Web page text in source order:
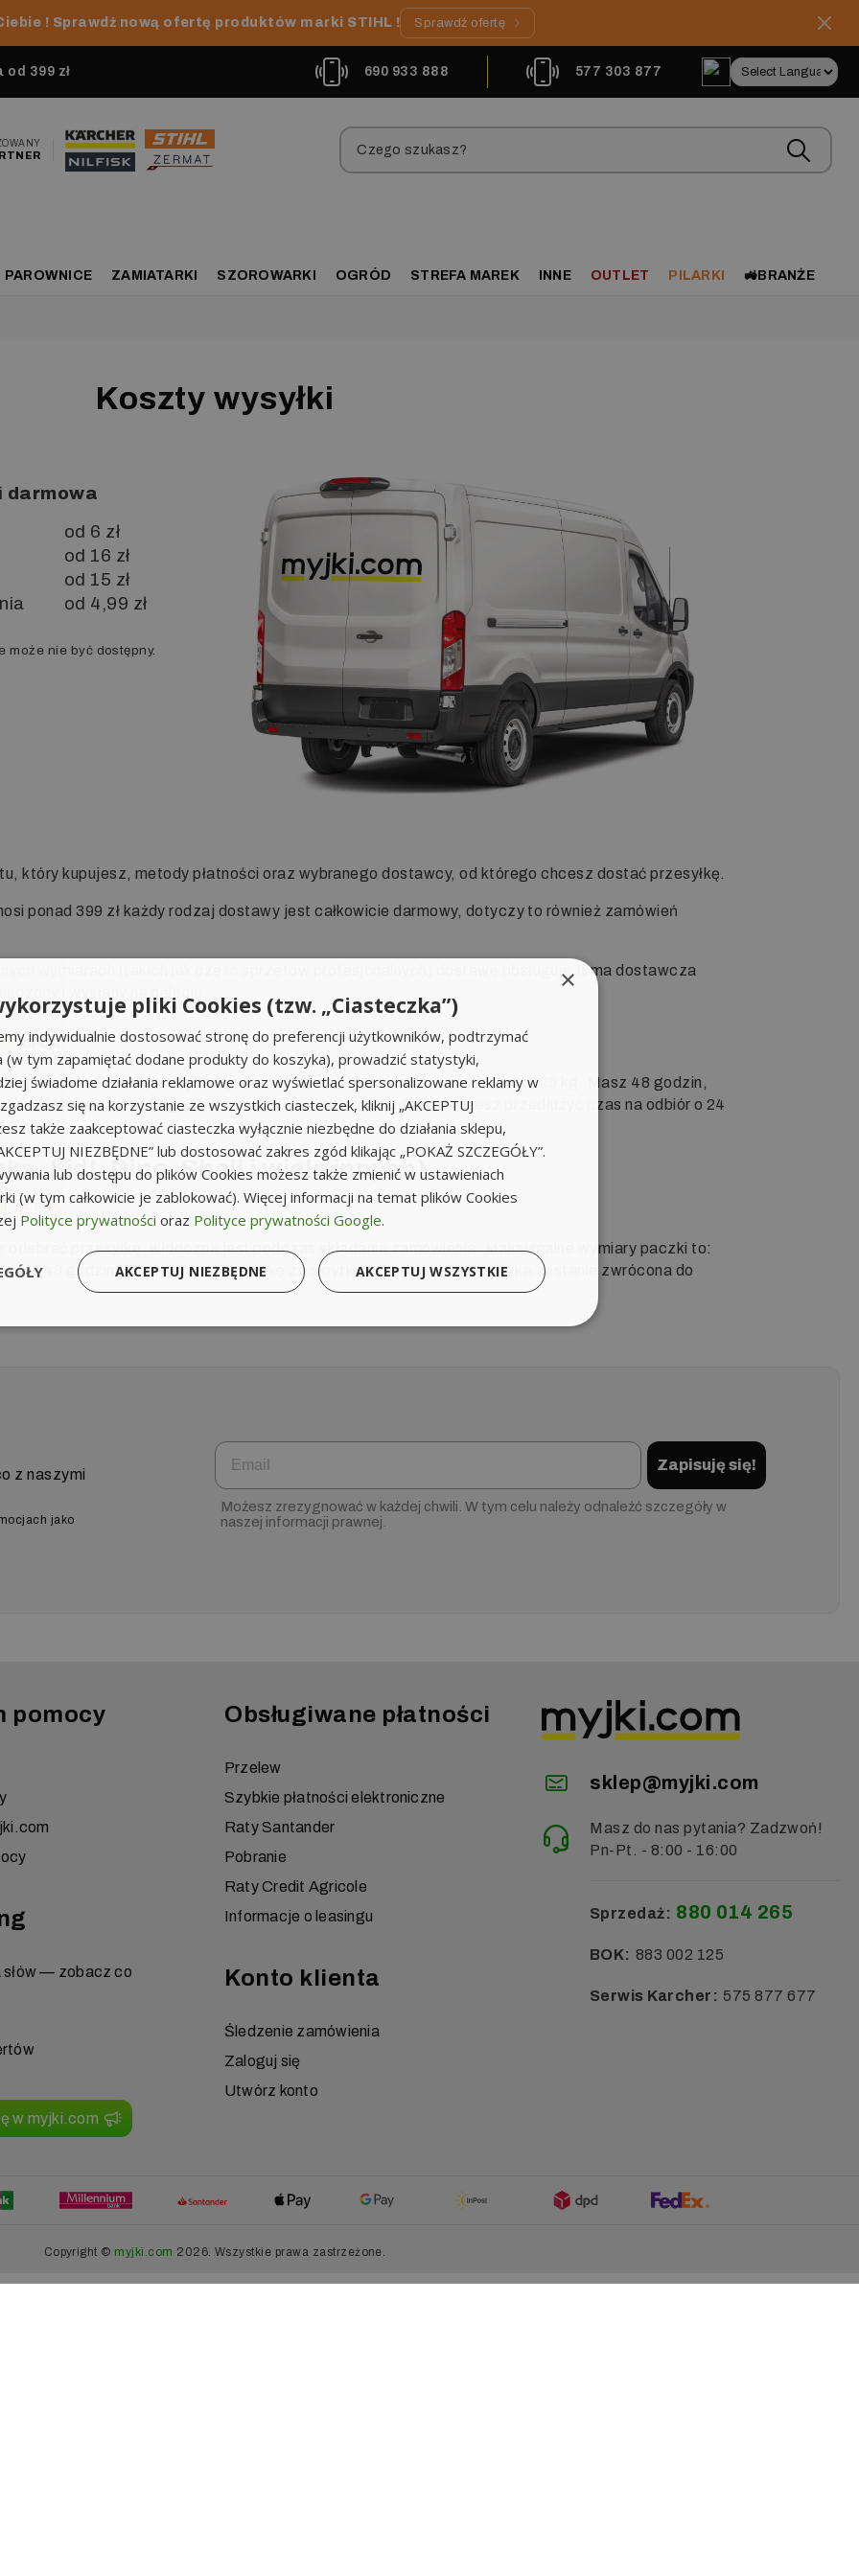
! Sprawdź nową ofertę produktów marki STIHL ! Sprawdź ofertę
od 399 zł 690 933 888 577 303 877
PAROWNICE ZAMIATARKI SZOROWARKI OGRÓD STREFA MAREK INNE OUTLET PILARKI 🚜BRANŻE
Koszty wysyłki
darmowa
od 6 zł
od 16 zł
od 15 zł
od 4,99 zł
może nie być dostępny.
który kupujesz, metody płatności oraz wybranego dostawcy, od którego chcesz dostać przesyłkę.
ponad 399 zł każdy rodzaj dostawy jest całkowicie darmowy, dotyczy to również zamówień
wymiarach (takich jak część sprzętów profesjonalnych) dostawę obsługuje firma dostawcza
i wysłany na palecie.
o maksymalnych wymiarach 38 cm x 41 cm x 64 cm i wadze do 25 kg. Masz 48 godzin,
że nie zdążysz, 12 godzin przed upływem terminu odbioru możesz przedłużyć czas na odbiór o 24
Lidl, Dino, Shell i wiele innych)
odebrać przesyłkę, widoczna jest podczas składania zamówienia. Maksymalne wymiary paczki to:
48 godzin, aby odebrać przesyłkę ze skrytki, po tym terminie paczka zostanie zwrócona do
z naszymi
jako
Email
Zapisuję się!
Możesz zrezygnować w każdej chwili. W tym celu należy odnaleźć szczegóły w
naszej informacji prawnej.
pomocy
słów — zobacz co
w myjki.com
Obsługiwane płatności
Przelew
Szybkie płatności elektroniczne
Raty Santander
Pobranie
Raty Credit Agricole
Informacje o leasingu
Konto klienta
Śledzenie zamówienia
Zaloguj się
Utwórz konto
sklep@myjki.com
Masz do nas pytania? Zadzwoń!
Pn-Pt. - 8:00 - 16:00
Sprzedaż: 880 014 265
BOK: 883 002 125
Serwis Karcher: 575 877 677
Copyright © myjki.com 2026. Wszystkie prawa zastrzeżone.
×
pliki Cookies (tzw. „Ciasteczka”)
indywidualnie dostosować stronę do preferencji użytkowników, podtrzymać
(w tym zapamiętać dodane produkty do koszyka), prowadzić statystyki,
świadome działania reklamowe oraz wyświetlać spersonalizowane reklamy w
się na korzystanie ze wszystkich ciasteczek, kliknij „AKCEPTUJ
także zaakceptować ciasteczka wyłącznie niezbędne do działania sklepu,
NIEZBĘDNE” lub dostosować zakres zgód klikając „POKAŻ SZCZEGÓŁY”.
lub dostępu do plików Cookies możesz także zmienić w ustawieniach
(w tym całkowicie je zablokować). Więcej informacji na temat plików Cookies
Polityce prywatności oraz Polityce prywatności Google.
AKCEPTUJ WSZYSTKIE
AKCEPTUJ NIEZBĘDNE